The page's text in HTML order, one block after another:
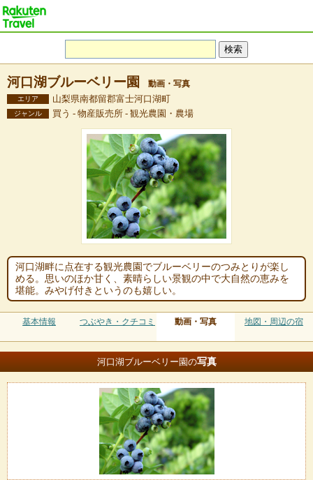
河口湖ブルーベリー園 動画・写真
エリア 山梨県南都留郡富士河口湖町
ジャンル 買う - 物産販売所 - 観光農園・農場
河口湖畔に点在する観光農園でブルーベリーのつみとりが楽し
める。思いのほか甘く、素晴らしい景観の中で大自然の恵みを
堪能。みやげ付きというのも嬉しい。
基本情報 つぶやき・クチコミ 動画・写真 地図・周辺の宿
河口湖ブルーベリー園の写真